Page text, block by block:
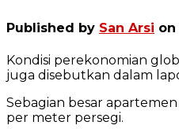
Published by San Arsi on
Kondisi perekonomian
juga disebutkan dalam
Sebagian besar
per meter persegi.